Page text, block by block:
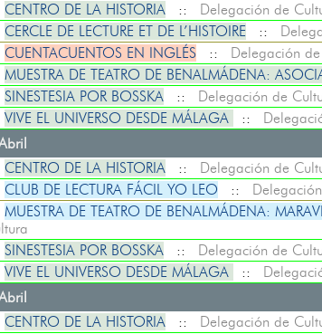
CENTRO DE LA HISTORIA:: Delegación de
CERCLE DE LECTURE ET DE L’HISTOIRE ::
CUENTACUENTOS EN INGLÉS :: Delegación
MUESTRA DE TEATRO DE BENALMÁDENA:
SINESTESIA POR BOSSKA:: Delegación de
VIVE EL UNIVERSO DESDE MÁLAGA
::
CENTRO DE LA HISTORIA:: Delegación de
CLUB DE LECTURA FÁCIL YO LEO ::
MUESTRA DE TEATRO DE BENALMÁDENA:
SINESTESIA POR BOSSKA:: Delegación de
VIVE EL UNIVERSO DESDE MÁLAGA
::
CENTRO DE LA HISTORIA:: Delegación de